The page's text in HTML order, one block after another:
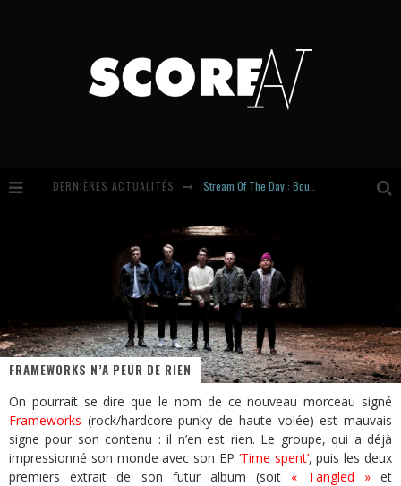
DERNIÈRES ACTUALITÉS
FRAMEWORKS N’A PEUR DE RIEN
On pourrait se dire que le nom de ce nouveau morceau signé
Frameworks (rock/hardcore punky de haute volée) est mauvais
signe pour son contenu : il n’en est rien. Le groupe, qui a déjà
impressionné son monde avec son EP ‘Time spent’, puis les deux
premiers extrait de son futur album (soit « Tangled »et